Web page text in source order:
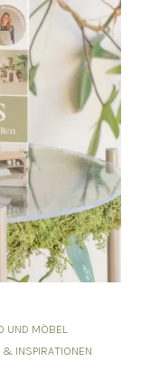
UND MÖBEL
& INSPIRATIONEN